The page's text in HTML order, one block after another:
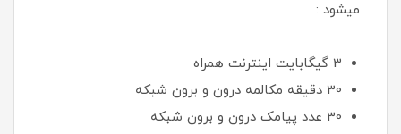
میشود :
3 گیگابایت اینترنت همراه
30 دقیقه مکالمه درون و برون شبکه
30 عدد پیامک درون و برون شبکه